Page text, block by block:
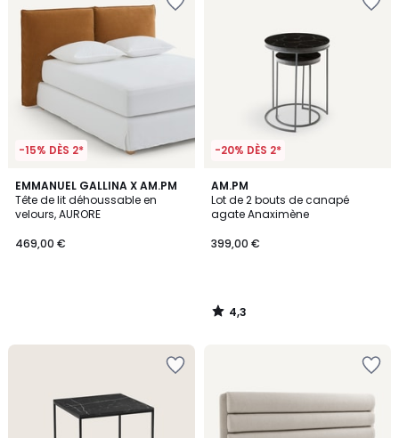
-15% DÈS 2*
EMMANUEL GALLINA X AM.PM
Tête de lit déhoussable en
velours, AURORE
469,00 €
-20% DÈS 2*
AM.PM
Lot de 2 bouts de canapé
agate Anaximène
399,00 €
4,3
/ 5
4,3
/